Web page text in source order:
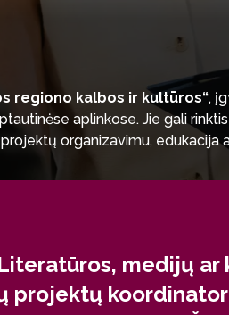
regiono kalbos ir kultūros“,
aplinkose. Jie gali
organizavimu, edukacija
specialistai, vertėjai ar
kompetencijos leidžia
ir kultūriškai jautrūs
ir kompetentingi
medijų
projektų